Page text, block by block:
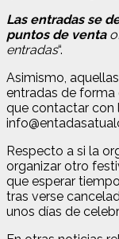
Las entradas se
puntos de venta
entradas“.
Asimismo,
entradas de forma
que contactar con
Respecto a si la
organizar otro
que esperar
tras verse
unos días de